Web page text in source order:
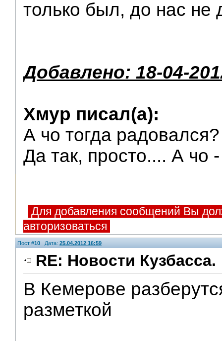
только был, до нас не
Добавлено: 18-04-
Хмур писал(а):
А чо тогда радовался?
Да так, просто.... А чо
Для добавления сообщений Вы
авторизоваться
Пост #10 Дата: 25.04.2012 16:59
RE: Новости Кузбасса.
В Кемерове
разметкой
Помощники